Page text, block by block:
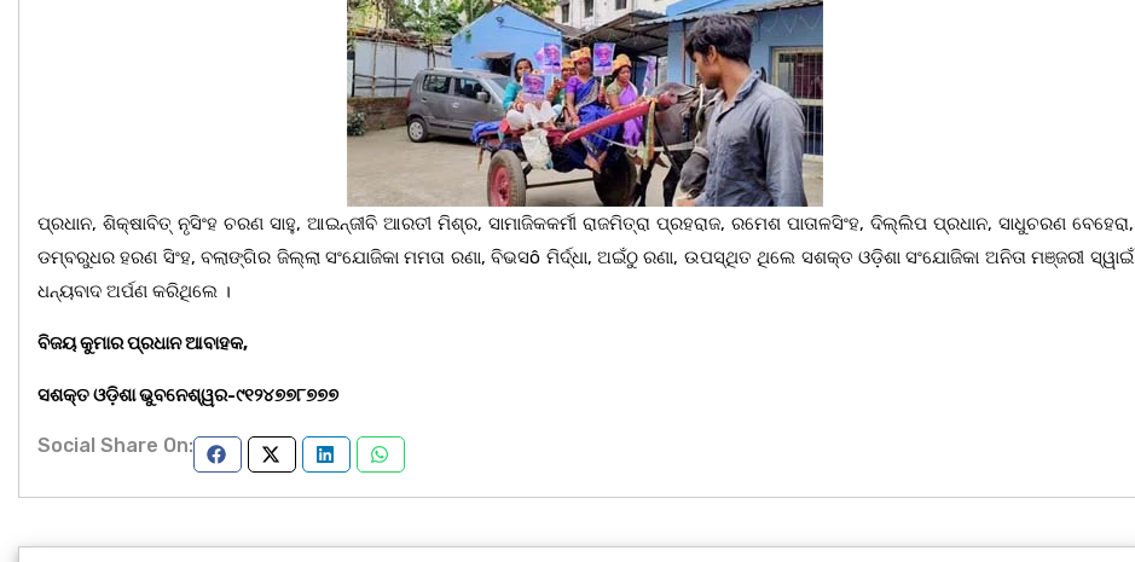
ପ୍ରଧାନ, ଶିକ୍ଷାବିତ୍ ନୃସିଂହ ଚରଣ ସାହୁ, ଆଇନ୍ଜୀବି ଆରତୀ ମିଶ୍ର, ସାମାଜିକକର୍ମୀ ରାଜମିତ୍ରା ପ୍ରହରାଜ, ରମେଶ ପାତାଳସିଂହ, ଦିଲ୍ଲିପ ପ୍ରଧାନ, ସାଧୁଚରଣ ବେହେରା,
ଡମ୍ବରୁଧର ହରଣ ସିଂହ, ବଲାଙ୍ଗିର ଜିଲ୍ଲା ସଂଯୋଜିକା ମମତା ରଣା, ବିଭସô ମିର୍ଦ୍ଧା, ଅଇଁଠୁ ରଣା, ଉପସ୍ଥିତ ଥିଲେ ସଶକ୍ତ ଓଡ଼ିଶା ସଂଯୋଜିକା ଅନିତା ମଞ୍ଜରୀ ସ୍ୱାଇଁ
ଧନ୍ୟବାଦ ଅର୍ପଣ କରିଥିଲେ ।
ବିଜୟ କୁମାର ପ୍ରଧାନ ଆବାହକ,
ସଶକ୍ତ ଓଡ଼ିଶା ଭୁବନେଶ୍ୱର-୯୧୨୪୭୭୮୭୭୭
Social Share On: